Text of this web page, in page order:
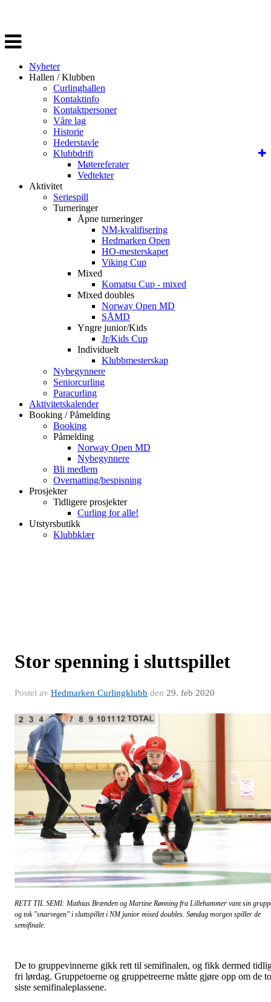
Veksle
navigasjon
Nyheter
Hallen / Klubben
Curlinghallen
Kontaktinfo
Kontaktpersoner
Våre lag
Historie
Hederstavle
Klubbdrift
Møtereferater
Vedtekter
Aktivitet
Seriespill
Turneringer
Åpne turneringer
NM-kvalifisering
Hedmarken Open
HO-mesterskapet
Viking Cup
Mixed
Komatsu Cup - mixed
Mixed doubles
Norway Open MD
SÅMD
Yngre junior/Kids
Jr/Kids Cup
Individuelt
Klubbmesterskap
Nybegynnere
Seniorcurling
Paracurling
Aktivitetskalender
Booking / Påmelding
Booking
Påmelding
Norway Open MD
Nybegynnere
Bli medlem
Overnatting/bespisning
Prosjekter
Tidligere prosjekter
Curling for alle!
Utstyrsbutikk
Klubbklær
Stor spenning i sluttspillet
Postet av Hedmarken Curlingklubb den 29. feb 2020
RETT TIL SEMI: Mathias Brænden og Martine Rønning fra Lillehammer vant sin
og tok "snarvegen" i sluttspillet i NM junior mixed doubles. Søndag morgen spiller de
semifinale.
De to gruppevinnerne gikk rett til semifinalen, og fikk dermed
fri lørdag. Gruppetoerne og gruppetreerne måtte gjøre opp om de to
siste semifinaleplassene.